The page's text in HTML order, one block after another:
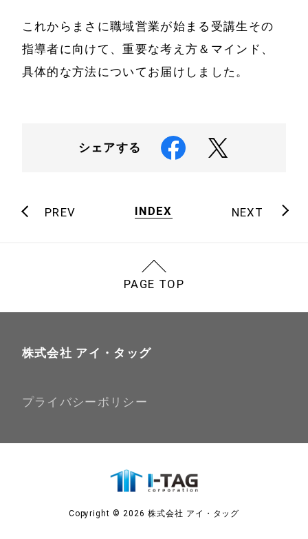
書籍・DVD
これからまさに職域営業が始まる受講生その
指導者に向けて、重要な考え方＆マインド、
具体的な方法についてお届けしました。
シェアする
PREV INDEX NEXT
PAGE TOP
株式会社 アイ・タッグ
プライバシーポリシー
Copyright © 2026 株式会社 アイ・タッグ